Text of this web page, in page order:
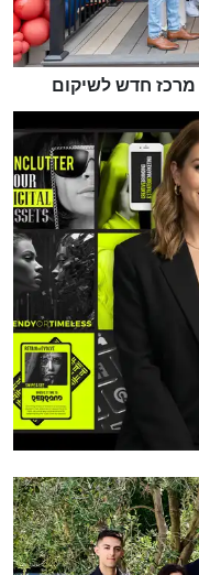
החלום: אייס פתחה מרכז חדש לשיקום